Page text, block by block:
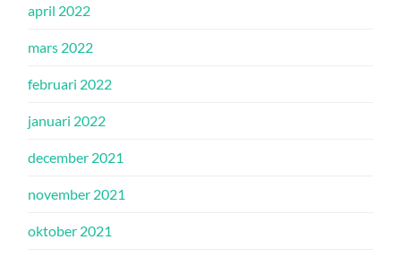
april 2022
mars 2022
februari 2022
januari 2022
december 2021
november 2021
oktober 2021